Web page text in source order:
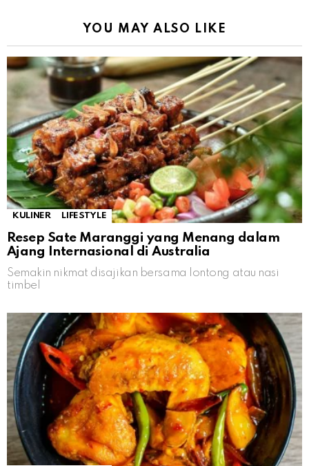
YOU MAY ALSO LIKE
KULINER LIFESTYLE
Resep Sate Maranggi yang Menang dalam
Ajang Internasional di Australia
Semakin nikmat disajikan bersama lontong atau nasi
timbel